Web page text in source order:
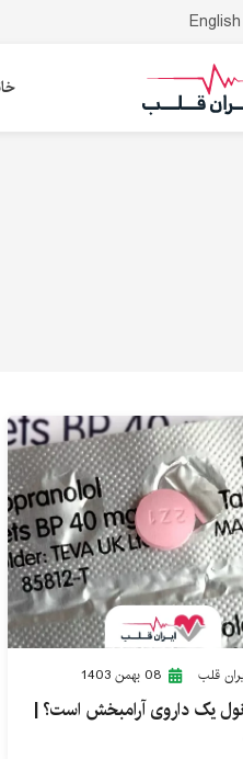
English
قلب 08 بهمن 1403
یک داروی آرامبخش است؟ |